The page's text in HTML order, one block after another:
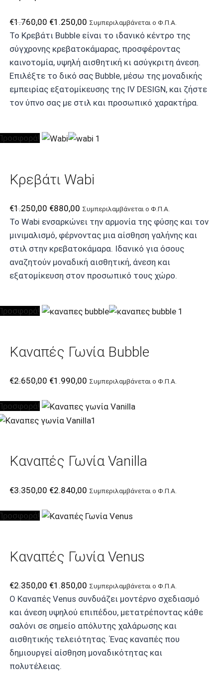
€1.760,00 Original
price
was:
€1.760,00.
€1.250,00 Η
τρέχουσα
τιμή
είναι:
€1.250,00.
Συμπεριλαμβάνεται ο Φ.Π.Α.
Το Κρεβάτι Bubble είναι το ιδανικό κέντρο της
σύγχρονης κρεβατοκάμαρας, προσφέροντας
καινοτομία, υψηλή αισθητική κι ασύγκριτη άνεση.
Επιλέξτε το δικό σας Bubble, μέσω της μοναδικής
εμπειρίας εξατομίκευσης της IV DESIGN, και ζήστε
τον ύπνο σας με στιλ και προσωπικό χαρακτήρα.
Κρεβάτι Wabi
€1.250,00 Original
price
was:
€1.250,00.
€880,00 Η
τρέχουσα
τιμή
είναι:
€880,00.
Συμπεριλαμβάνεται ο Φ.Π.Α.
Το Wabi ενσαρκώνει την αρμονία της φύσης και τον
μινιμαλισμό, φέρνοντας μια αίσθηση γαλήνης και
στιλ στην κρεβατοκάμαρα. Ιδανικό για όσους
αναζητούν μοναδική αισθητική, άνεση και
εξατομίκευση στον προσωπικό τους χώρο.
Καναπές Γωνία Bubble
€2.650,00 Original
was:
€2.650,00.
€1.990,00 Η
τιμή
είναι:
Συμπεριλαμβάνεται ο Φ.Π.Α.
Καναπές Γωνία Vanilla
€3.350,00 Original
was:
€2.840,00 Η
τιμή
Συμπεριλαμβάνεται ο Φ.Π.Α.
Καναπές Γωνία Venus
€2.350,00 Original
price
was:
€2.350,00.
€1.850,00 Η
τρέχουσα
τιμή
είναι:
€1.850,00.
Συμπεριλαμβάνεται ο Φ.Π.Α.
Ο Καναπές Venus συνδυάζει μοντέρνο σχεδιασμό
και άνεση υψηλού επιπέδου, μετατρέποντας κάθε
σαλόνι σε σημείο απόλυτης χαλάρωσης και
αισθητικής τελειότητας. Ένας καναπές που
δημιουργεί αίσθηση μοναδικότητας και
πολυτέλειας.